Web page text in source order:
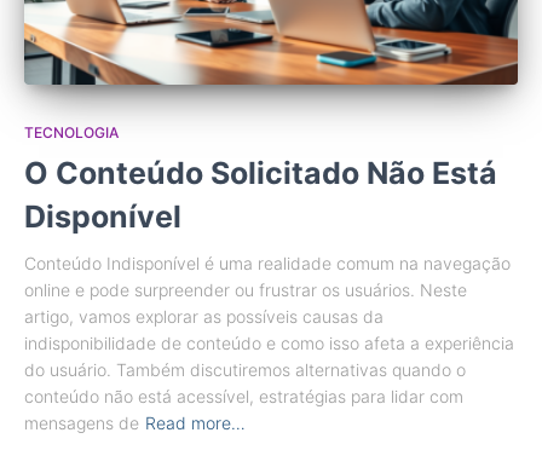
TECNOLOGIA
O Conteúdo Solicitado Não Está
Disponível
Conteúdo Indisponível é uma realidade comum na navegação
online e pode surpreender ou frustrar os usuários. Neste
artigo, vamos explorar as possíveis causas da
indisponibilidade de conteúdo e como isso afeta a experiência
do usuário. Também discutiremos alternativas quando o
conteúdo não está acessível, estratégias para lidar com
mensagens de Read more…